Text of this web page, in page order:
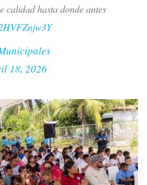
calidad hasta donde antes
18, 2026